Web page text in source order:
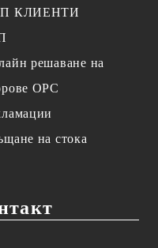
КЛИЕНТИ
решаване на
OPC
на стока